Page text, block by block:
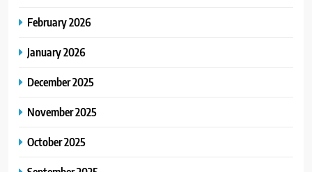
February 2026
January 2026
December 2025
November 2025
October 2025